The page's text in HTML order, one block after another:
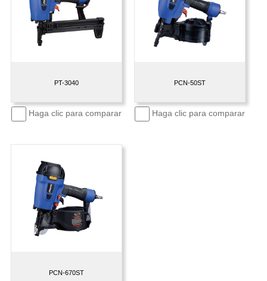
Haga clic para comparar
PT-3040
Haga clic para comparar
PCN-50ST
PCN-670ST